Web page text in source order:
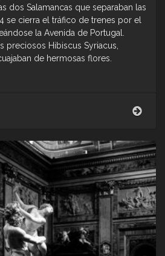
dos Salamancas que separaban las
se cierra el tráfico de trenes por el
la Avenida de Portugal.
preciosos Hibiscus Syriacus,
de hermosas flores.